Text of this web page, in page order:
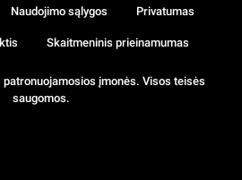
patronuojamosios įmonės. Visos teisės
saugomos.
Naudojimo sąlygos Privatumas
Skaitmeninis prieinamumas